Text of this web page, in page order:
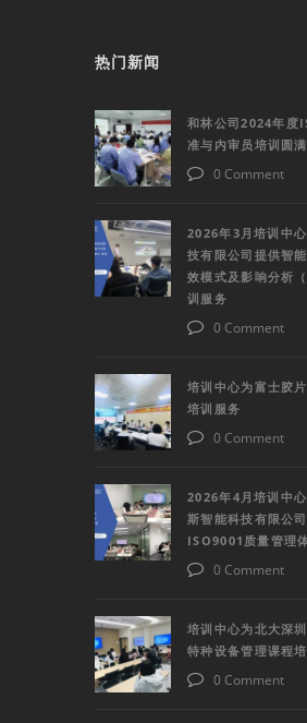
热门新闻
和林公司2024年度
准与内审员培训圆
0 Comment
2026年3月培训中
技有限公司提供智
效模式及影响分析
训服务
0 Comment
培训中心为富士胶
培训服务
0 Comment
2026年4月培训中
斯智能科技有限公
ISO9001质量管理
0 Comment
培训中心为北大深
特种设备管理课程
0 Comment